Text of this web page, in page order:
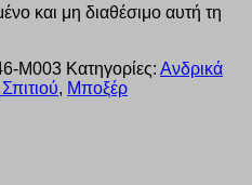
και μη διαθέσιμο αυτή τη
M003 Κατηγορίες: Ανδρικά
, Μποξέρ